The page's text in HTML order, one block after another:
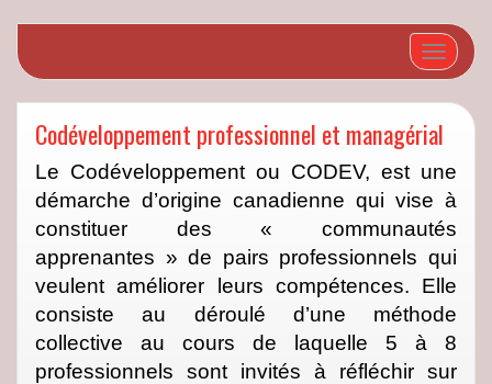
Afficher/
Codéveloppement professionnel et managérial
Le Codéveloppement ou CODEV, est une
démarche d’origine canadienne qui vise à
constituer des « communautés
apprenantes » de pairs professionnels qui
veulent améliorer leurs compétences. Elle
consiste au déroulé d’une méthode
collective au cours de laquelle 5 à 8
professionnels sont invités à réfléchir sur